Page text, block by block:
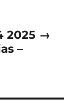
2025 →
–